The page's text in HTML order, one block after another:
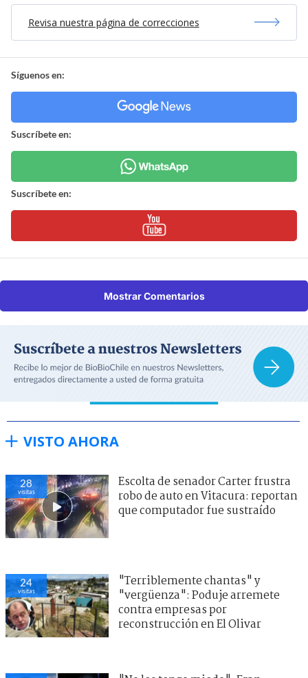
Revisa nuestra página de correcciones
Síguenos en:
Suscríbete en:
Suscríbete en:
Mostrar Comentarios
VISTO AHORA
28
visitas
Escolta de senador Carter frustra
robo de auto en Vitacura: reportan
que computador fue sustraído
24
visitas
"Terriblemente chantas" y
"vergüenza": Poduje arremete
contra empresas por
reconstrucción en El Olivar